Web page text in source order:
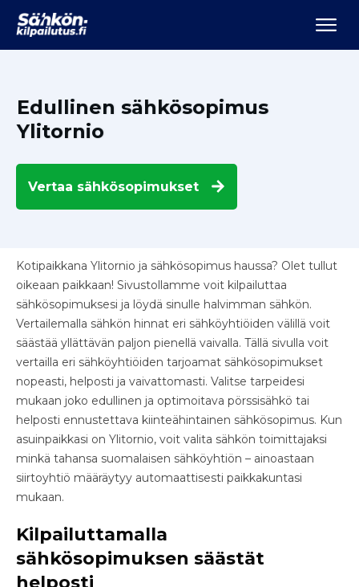
Edullinen sähkösopimus
Ylitornio
Vertaa sähkösopimukset
Kotipaikkana Ylitornio ja sähkösopimus haussa? Olet tullut
oikeaan paikkaan! Sivustollamme voit kilpailuttaa
sähkösopimuksesi ja löydä sinulle halvimman sähkön.
Vertailemalla sähkön hinnat eri sähköyhtiöiden välillä voit
säästää yllättävän paljon pienellä vaivalla. Tällä sivulla voit
vertailla eri sähköyhtiöiden tarjoamat sähkösopimukset
nopeasti, helposti ja vaivattomasti. Valitse tarpeidesi
mukaan joko edullinen ja optimoitava pörssisähkö tai
helposti ennustettava kiinteähintainen sähkösopimus. Kun
asuinpaikkasi on Ylitornio, voit valita sähkön toimittajaksi
minkä tahansa suomalaisen sähköyhtiön – ainoastaan
siirtoyhtiö määräytyy automaattisesti paikkakuntasi
mukaan.
Kilpailuttamalla
sähkösopimuksen säästät
helposti